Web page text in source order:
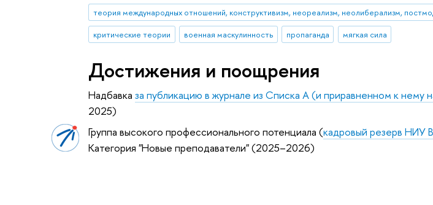
критические теории
военная маскулинность пропаганда мягкая сила
Достижения и поощрения
Надбавказа публикацию в журнале из Списка А (и приравненном к нему
2025)
Группа высокого профессионального потенциала (кадровый резерв НИУ
Категория "Новые преподаватели" (2025–2026)